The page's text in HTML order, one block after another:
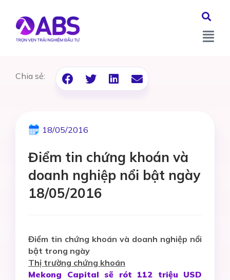
Chia sẻ:
18/05/2016
Điểm tin chứng khoán và
doanh nghiệp nổi bật ngày
18/05/2016
Điểm tin chứng khoán và doanh nghiệp nổi
bật trong ngày
Thị trường chứng khoán
Mekong Capital sẽ rót 112 triệu USD